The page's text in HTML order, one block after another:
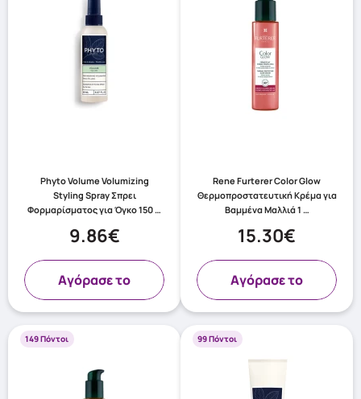
Phyto Volume Volumizing
Styling Spray Σπρει
Φορμαρίσματος για Όγκο 150 …
9.86€
Aγόρασε το
Rene Furterer Color Glow
Θερμοπροστατευτική Κρέμα για
Βαμμένα Μαλλιά 1 …
15.30€
Aγόρασε το
149 Πόντοι 99 Πόντοι